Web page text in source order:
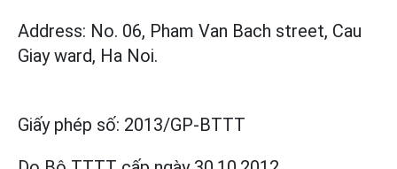
Address: No. 06, Pham Van Bach street, Cau
Giay ward, Ha Noi.
Giấy phép số: 2013/GP-BTTT